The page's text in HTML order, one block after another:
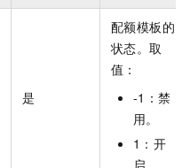
是
配额模板的
状态。取
值：
-1：禁
用。
1：开
启。